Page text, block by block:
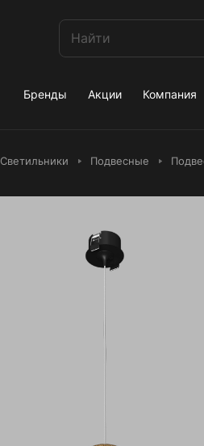
Бренды Акции Компания
Светильники Подвесные